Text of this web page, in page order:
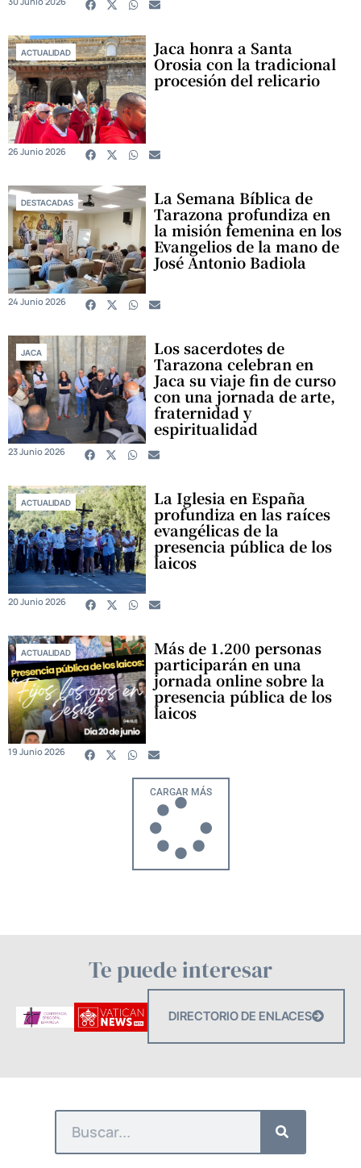
ACTUALIDAD Jaca honra a Santa
Orosia con la tradicional
procesión del relicario
26 Junio 2026
DESTACADAS La Semana Bíblica de
Tarazona profundiza en
la misión femenina en los
Evangelios de la mano de
José Antonio Badiola
24 Junio 2026
JACA Los sacerdotes de
Tarazona celebran en
Jaca su viaje fin de curso
con una jornada de arte,
fraternidad y
espiritualidad
23 Junio 2026
ACTUALIDAD La Iglesia en España
profundiza en las raíces
evangélicas de la
presencia pública de los
laicos
20 Junio 2026
ACTUALIDAD Más de 1.200 personas
participarán en una
jornada online sobre la
presencia pública de los
laicos
19 Junio 2026
CARGAR MÁS
Te puede interesar
DIRECTORIO DE ENLACES